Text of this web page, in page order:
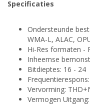
Specificaties
Ondersteunde
WMA-L, ALAC,
Hi-Res formaten -
Inheemse
Bitdieptes: 16 - 24
Vervorming:
Vermogen